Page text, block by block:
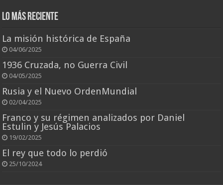
Lo más reciente
La misión histórica de España
04/06/2025
1936 Cruzada, no Guerra Civil
04/05/2025
Rusia y el Nuevo OrdenMundial
02/04/2025
Franco y su régimen analizados por Daniel
Estulin y Jesús Palacios
19/02/2025
El rey que todo lo perdió
25/10/2024